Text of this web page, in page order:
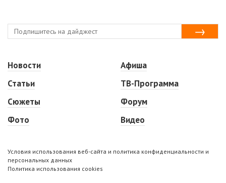
Новости
Статьи
Сюжеты
Фото
Афиша
ТВ-Программа
Форум
Видео
Условия использования веб-сайта и политика конфиденциальности и
персональных данных
Политика использования cookies